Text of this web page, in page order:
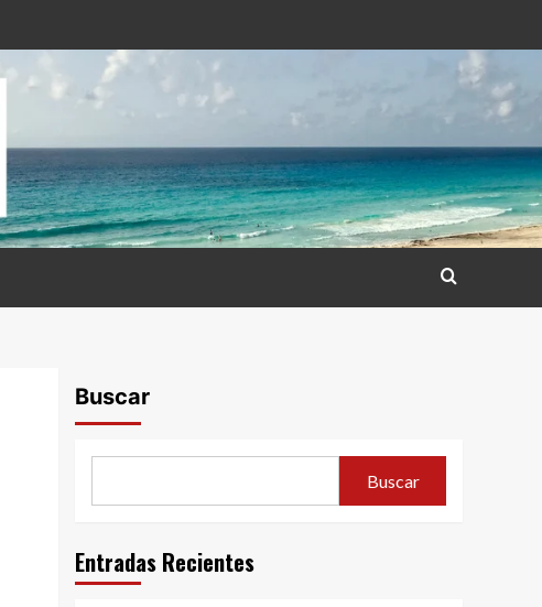
Buscar
Buscar
Entradas Recientes